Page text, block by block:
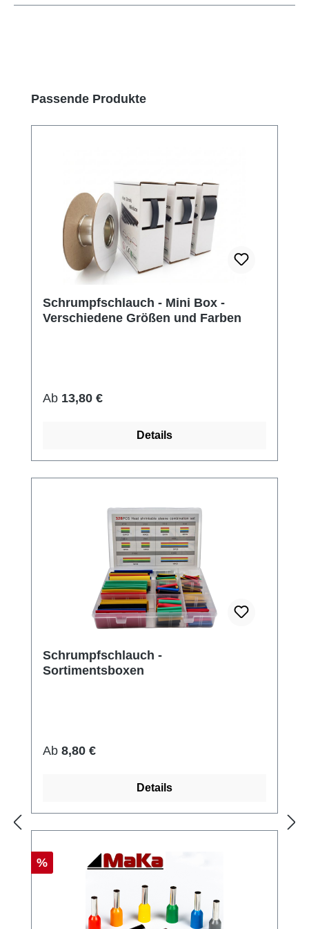
Produktgalerie überspringen
Passende Produkte
Schrumpfschlauch - Mini Box -
Verschiedene Größen und Farben
Regulärer Preis:
Ab 13,80 €
Details
Schrumpfschlauch -
Sortimentsboxen
Regulärer Preis:
Ab 8,80 €
Details
Rabatt
%